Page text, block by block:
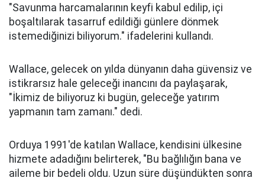
"Savunma harcamalarının keyfi kabul edilip, içi
boşaltılarak tasarruf edildiği günlere dönmek
istemediğinizi biliyorum." ifadelerini kullandı.
Wallace, gelecek on yılda dünyanın daha güvensiz ve
istikrarsız hale geleceği inancını da paylaşarak,
"İkimiz de biliyoruz ki bugün, geleceğe yatırım
yapmanın tam zamanı." dedi.
Orduya 1991'de katılan Wallace, kendisini ülkesine
hizmete adadığını belirterek, "Bu bağlılığın bana ve
aileme bir bedeli oldu. Uzun süre düşündükten sonra